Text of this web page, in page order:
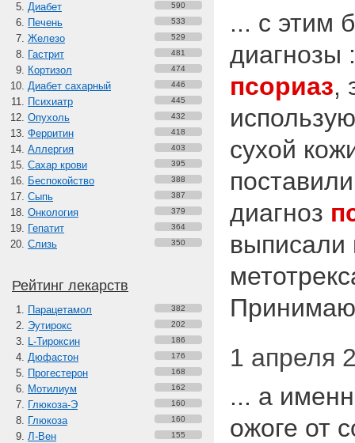
Диабет 590
Печень 533
Железо 529
Гастрит 481
Кортизол 474
Диабет сахарный 446
Психиатр 445
Опухоль 432
Ферритин 418
Аллергия 403
Сахар крови 395
Беспокойство 388
Сыпь 387
Онкология 379
Гепатит 364
Слизь 350
Рейтинг лекарств
Парацетамол 382
Эутирокс 202
L-Тироксин 186
Дюфастон 176
Прогестерон 168
Мотилиум 162
Глюкоза-Э 160
Глюкоза 160
Л-Вен 155
... с этим
диагнозы
псориаз,
сухой
диагноз
выписали
1 апреля
... а
ожоге от